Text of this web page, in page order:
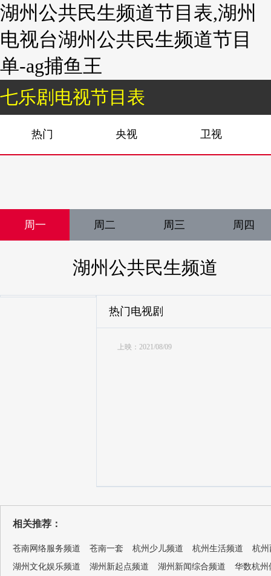
湖州公共民生频道节目表,湖州
电视台湖州公共民生频道节目
单-ag捕鱼王
七乐剧电视节目表
热门 央视 卫视
周一 周二 周三 周四
湖州公共民生频道
热门电视剧
上映：2021/08/09
相关推荐：
苍南网络服务频道 苍南一套 杭州少儿频道 杭州生活频道
杭州
湖州文化娱乐频道
湖州新起点频道 湖州新闻综合频道
华数杭州